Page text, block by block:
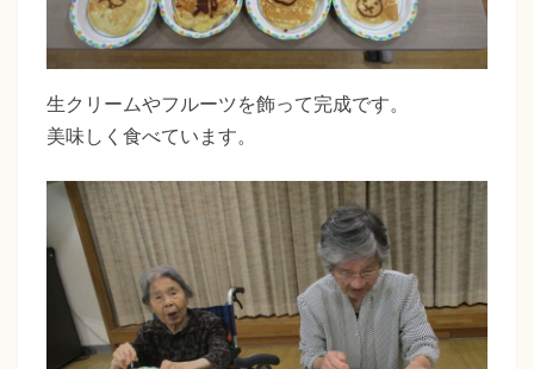
生クリームやフルーツを飾って完成です。
美味しく食べています。